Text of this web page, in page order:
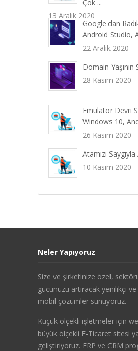
Çok ...
13 Aralık 2020
Google'dan
Android Studio,
22 Aralık 2020
Domain Yaşının
28 Kasım 2020
Emülatör Devri
Windows 10,
26 Kasım 2020
Atamızı
10 Kasım 2020
Neler Yapıyoruz
Size ve şirketinize özel,
gücünüzü artıracak yenilikçi ve
mobil çözümler sunuyoruz.
Küçük ölçekli işletmeler için
büyük ölçekli E-Ticaret sitesi
geliştiriyoruz. ERP ve CRM